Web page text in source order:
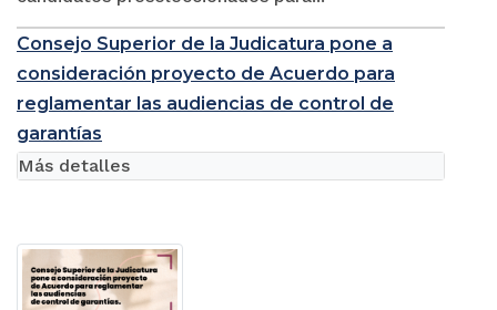
Consejo Superior de la Judicatura pone a
consideración proyecto de Acuerdo para
reglamentar las audiencias de control de
garantías
Más detalles